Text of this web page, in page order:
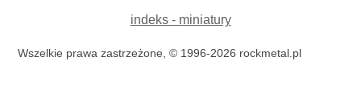
indeks - miniatury
Wszelkie prawa zastrzeżone, © 1996-2026 rockmetal.pl